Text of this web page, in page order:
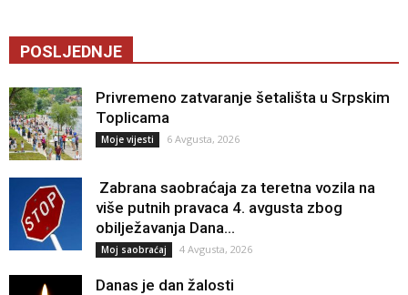
POSLJEDNJE
Privremeno zatvaranje šetališta u Srpskim
Toplicama
Moje vijesti 6 Avgusta, 2026
Zabrana saobraćaja za teretna vozila na
više putnih pravaca 4. avgusta zbog
obilježavanja Dana...
Moj saobraćaj 4 Avgusta, 2026
Danas je dan žalosti